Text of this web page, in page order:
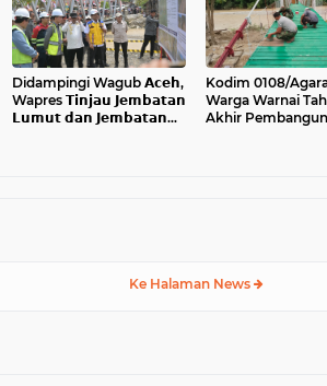
Didampingi Wagub 𝗔𝗰𝗲𝗵,
Wapres 𝗧𝗶𝗻𝗷𝗮𝘂 𝗝𝗲𝗺𝗯𝗮𝘁𝗮𝗻
𝗟𝘂𝗺𝘂𝘁 𝗱𝗮𝗻 𝗝𝗲𝗺𝗯𝗮𝘁𝗮𝗻
Kodim 0108/
Warga Warnai
Akhir
Ke Halaman News